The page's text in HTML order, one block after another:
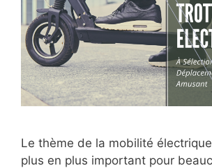
Le thème de la mobilité
plus en plus important pour